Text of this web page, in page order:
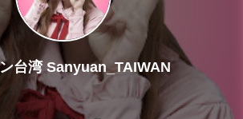
台湾 Sanyuan_TAIWAN